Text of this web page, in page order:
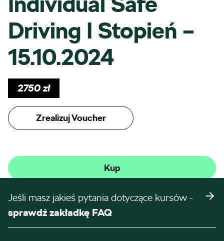
Driving I Stopień –
15.10.2024
2750zł
Zrealizuj Voucher
Kup
Jeśli masz jakieś pytania dotyczące kursów -
sprawdź zakładkę FAQ